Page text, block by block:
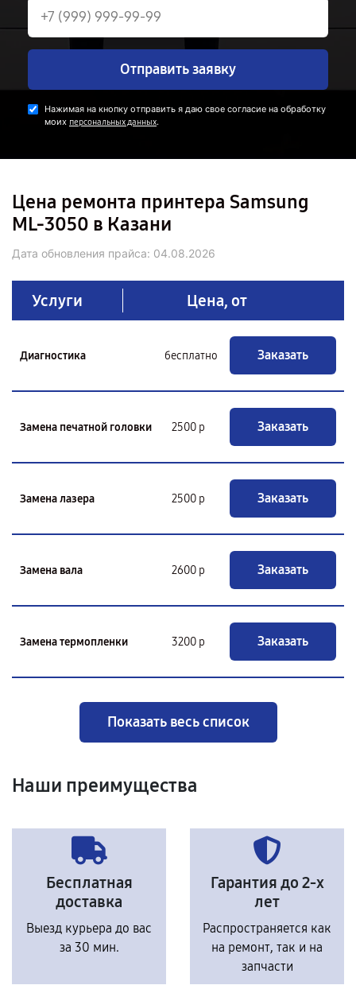
Отправить заявку
Нажимая на кнопку отправить я даю свое согласие на обработку
моих персональных данных.
Цена ремонта принтера Samsung
ML-3050 в Казани
Дата обновления прайса: 04.08.2026
Услуги Цена, от
Диагностика бесплатно Заказать
Замена печатной головки 2500 р Заказать
Замена лазера 2500 р Заказать
Замена вала 2600 р Заказать
Замена термопленки 3200 р Заказать
Показать весь список
Наши преимущества
Бесплатная
доставка
Выезд курьера до вас
за 30 мин.
Гарантия до 2-х
лет
Распространяется как
на ремонт, так и на
запчасти